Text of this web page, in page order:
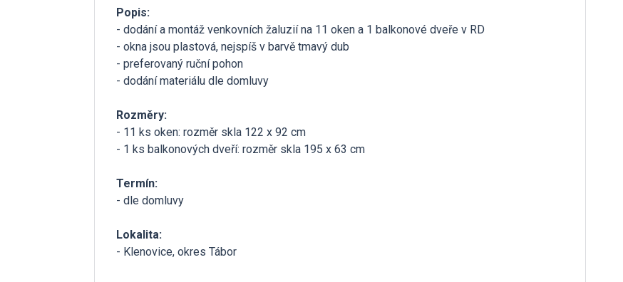
Popis:
- dodání a montáž venkovních žaluzií na 11 oken a 1 balkonové dveře v RD
- okna jsou plastová, nejspíš v barvě tmavý dub
- preferovaný ruční pohon
- dodání materiálu dle domluvy
Rozměry:
- 11 ks oken: rozměr skla 122 x 92 cm
- 1 ks balkonových dveří: rozměr skla 195 x 63 cm
Termín:
- dle domluvy
Lokalita:
- Klenovice, okres Tábor